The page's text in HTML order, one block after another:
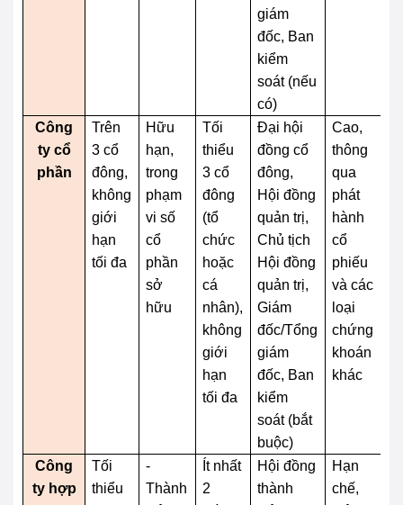
giám
đốc, Ban
kiểm
soát (nếu
có)
Công
ty cổ
phần
Trên
3 cổ
đông,
không
giới
hạn
tối đa
Hữu
hạn,
trong
phạm
vi số
cổ
phần
sở
hữu
Tối
thiểu
3 cổ
đông
(tổ
chức
hoặc
cá
nhân),
không
giới
hạn
tối đa
Đại hội
đồng cổ
đông,
Hội đồng
quản trị,
Chủ tịch
Hội đồng
quản trị,
Giám
đốc/Tổng
giám
đốc, Ban
kiểm
soát (bắt
buộc)
Cao,
thông
qua
phát
hành
cổ
phiếu
và các
loại
chứng
khoán
khác
Công
ty hợp
Tối
thiểu
-
Thành
Ít nhất
2
Hội đồng
thành
Hạn
chế,